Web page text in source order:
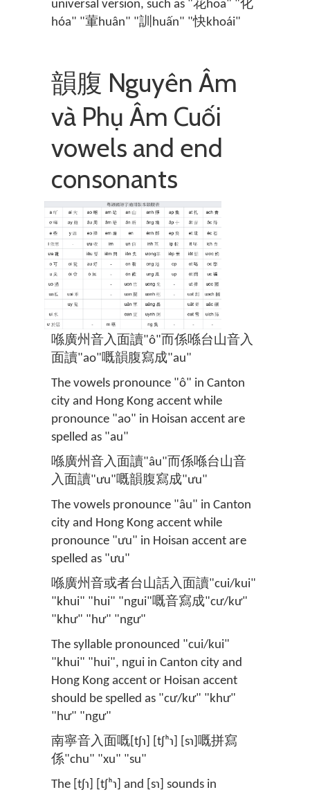
universal version, such as "花hoa" "化
hóa" "葷huân" "訓huấn" "快khoái"
韻腹 Nguyên Âm
và Phụ Âm Cuối
vowels and end
consonants
喺廣州音入面讀"ô"而係喺台山音入
面讀"ao"嘅韻腹寫成"au"
The vowels pronounce "ô" in Canton
city and Hong Kong accent while
pronounce "ao" in Hoisan accent are
spelled as "au"
喺廣州音入面讀"âu"而係喺台山音
入面讀"ưu"嘅韻腹寫成"ưu"
The vowels pronounce "âu" in Canton
city and Hong Kong accent while
pronounce "ưu" in Hoisan accent are
spelled as "ưu"
喺廣州音或者台山話入面讀"cui/kui"
"khui" "hui" "ngui"嘅音寫成"cư/kư"
"khư" "hư" "ngư"
The syllable pronounced "cui/kui"
"khui" "hui", ngui in Canton city and
Hong Kong accent or Hoisan accent
should be spelled as "cư/kư" "khư"
"hư" "ngư"
南寧音入面嘅[tʃɿ] [tʃʰɿ] [sɿ]嘅拼寫
係"chu" "xu" "su"
The [tʃɿ] [tʃʰɿ] and [sɿ] sounds in